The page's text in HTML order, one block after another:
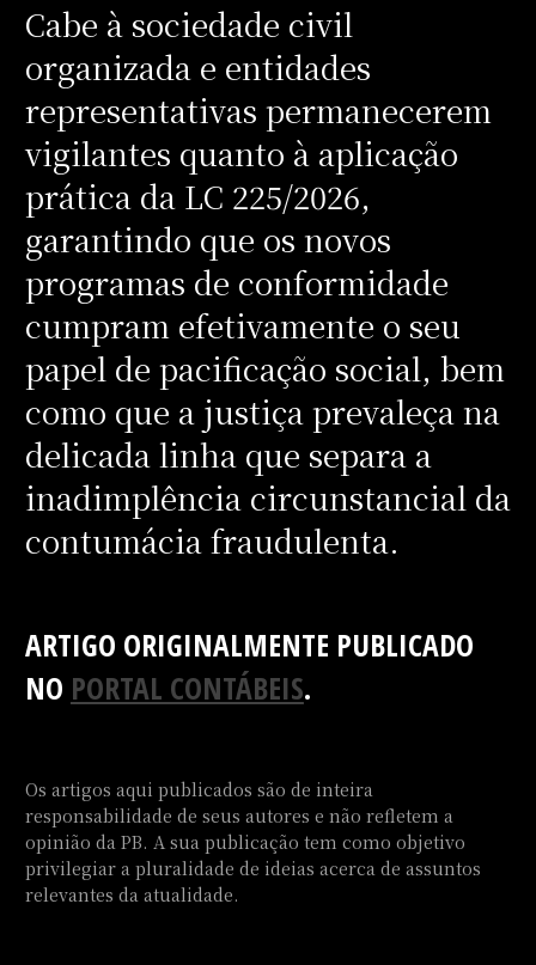
Cabe à sociedade civil
organizada e entidades
representativas permanecerem
vigilantes quanto à aplicação
prática da LC 225/2026,
garantindo que os novos
programas de conformidade
cumpram efetivamente o seu
papel de pacificação social, bem
como que a justiça prevaleça na
delicada linha que separa a
inadimplência circunstancial da
contumácia fraudulenta.
ARTIGO ORIGINALMENTE PUBLICADO
NO PORTAL CONTÁBEIS.
Os artigos aqui publicados são de inteira
responsabilidade de seus autores e não refletem a
opinião da PB. A sua publicação tem como objetivo
privilegiar a pluralidade de ideias acerca de assuntos
relevantes da atualidade.